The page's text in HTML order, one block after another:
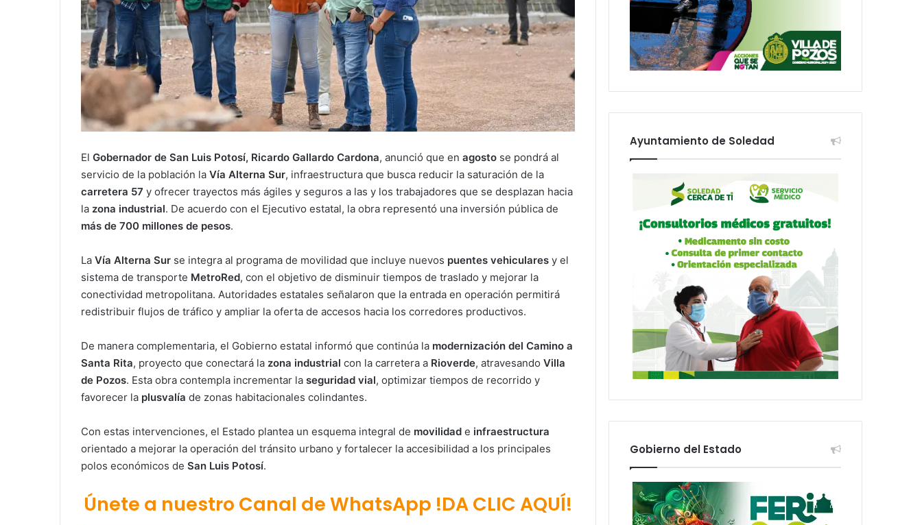
El Gobernador de San Luis Potosí, Ricardo Gallardo Cardona, anunció que en agosto se pondrá al
servicio de la población la Vía Alterna Sur, infraestructura que busca reducir la saturación de la
carretera 57 y ofrecer trayectos más ágiles y seguros a las y los trabajadores que se desplazan hacia
la zona industrial. De acuerdo con el Ejecutivo estatal, la obra representó una inversión pública de
más de 700 millones de pesos.
La Vía Alterna Sur se integra al programa de movilidad que incluye nuevos puentes vehiculares y el
sistema de transporte MetroRed, con el objetivo de disminuir tiempos de traslado y mejorar la
conectividad metropolitana. Autoridades estatales señalaron que la entrada en operación permitirá
redistribuir flujos de tráfico y ampliar la oferta de accesos hacia los corredores productivos.
De manera complementaria, el Gobierno estatal informó que continúa la modernización del Camino a
Santa Rita, proyecto que conectará la zona industrial con la carretera a Rioverde, atravesando Villa
de Pozos. Esta obra contempla incrementar la seguridad vial, optimizar tiempos de recorrido y
favorecer la plusvalía de zonas habitacionales colindantes.
Con estas intervenciones, el Estado plantea un esquema integral de movilidad e infraestructura
orientado a mejorar la operación del tránsito urbano y fortalecer la accesibilidad a los principales
polos económicos de San Luis Potosí.
Únete a nuestro Canal de WhatsApp !DA CLIC AQUÍ!
Paty Aradillas destaca impacto del
nuevo desnivel de Circuito Potosí
en la movilidad de Villa de Pozos
Villa de Pozos reporta reducción del
50 % en incendios forestales y de
Ayuntamiento de Soledad
Gobierno del Estado